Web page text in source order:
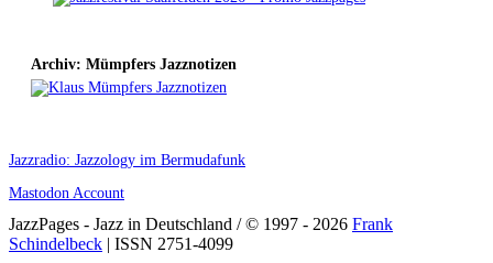
Archiv: Mümpfers Jazznotizen
Jazzradio: Jazzology im Bermudafunk
Mastodon Account
JazzPages - Jazz in Deutschland / © 1997 - 2026 Frank
Schindelbeck | ISSN 2751-4099